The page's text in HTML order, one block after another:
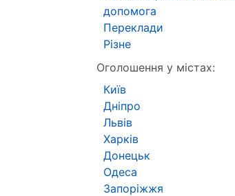
допомога
Переклади
Різне
Оголошення у містах:
Київ
Дніпро
Львів
Харків
Донецьк
Одеса
Запоріжжя